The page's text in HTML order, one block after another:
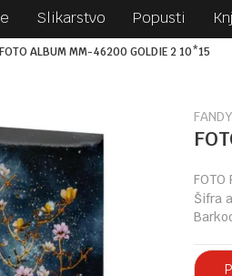
Slikarstvo Popusti
FOTO ALBUM MM-46200 GOLDIE 2 10*15
FANDY
FOTO
Šifra